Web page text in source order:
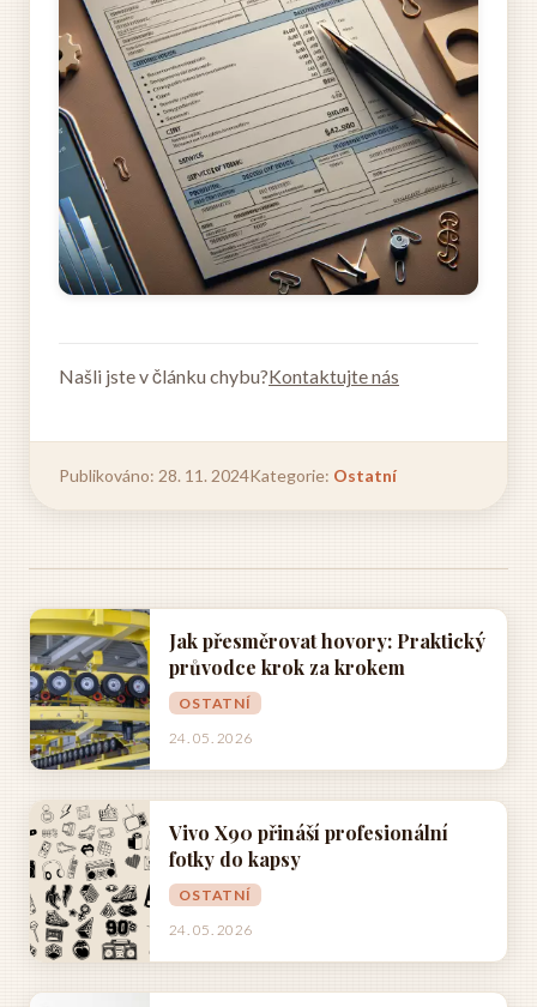
Našli jste v článku chybu?Kontaktujte nás
Publikováno: 28. 11. 2024Kategorie: Ostatní
Jak přesměrovat hovory: Praktický
průvodce krok za krokem
OSTATNÍ
24. 05. 2026
Vivo X90 přináší profesionální
fotky do kapsy
OSTATNÍ
24. 05. 2026